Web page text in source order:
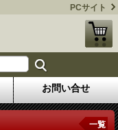
PCサイト
お問い合せ
一覧